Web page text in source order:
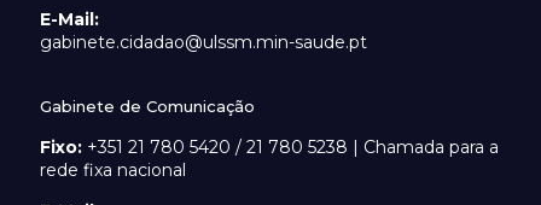
E-Mail:
gabinete.cidadao@ulssm.min-saude.pt
Gabinete de Comunicação
Fixo: +351 21 780 5420 / 21 780 5238 | Chamada para a
rede fixa nacional